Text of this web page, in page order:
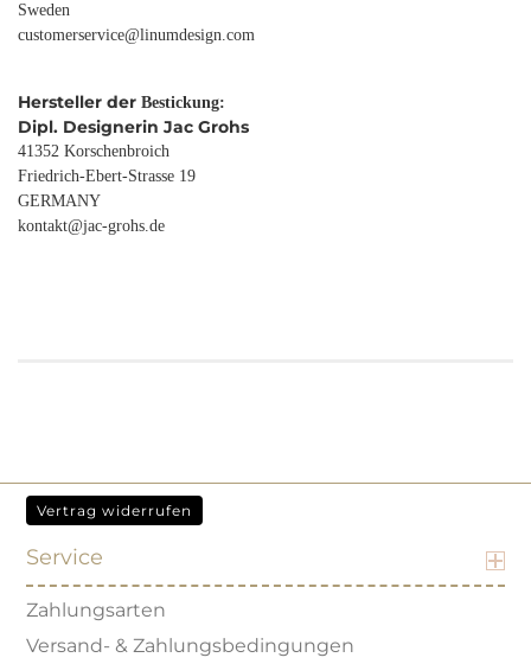
Sweden
customerservice@linumdesign.com
Hersteller der Bestickung:
Dipl. Designerin Jac Grohs
41352 Korschenbroich
Friedrich-Ebert-Strasse 19
GERMANY
kontakt@jac-grohs.de
Vertrag widerrufen
Service
Zahlungsarten
Versand- & Zahlungsbedingungen